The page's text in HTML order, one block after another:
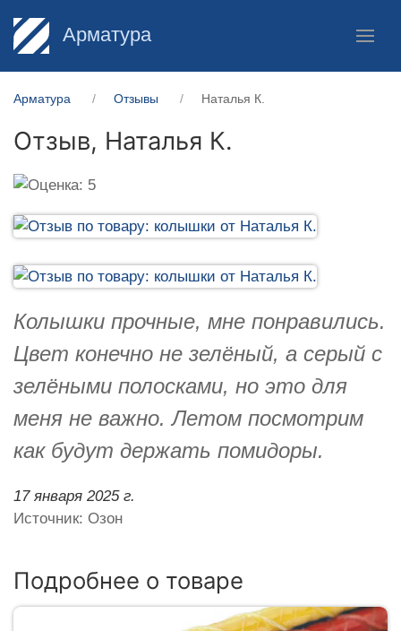
Арматура
Арматура Отзывы Наталья К.
Отзыв, Наталья К.
Колышки прочные, мне понравились.
Цвет конечно не зелёный, а серый с
зелёными полосками, но это для
меня не важно. Летом посмотрим
как будут держать помидоры.
17 января 2025 г.
Источник: Озон
Подробнее о товаре